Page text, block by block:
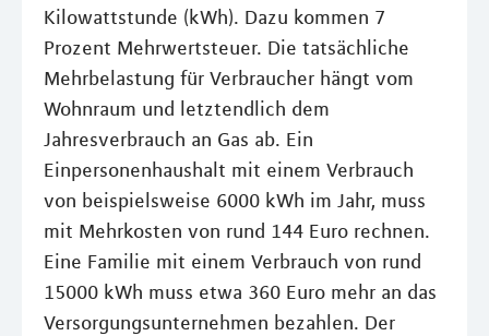
Kilowattstunde (kWh). Dazu kommen 7
Prozent Mehrwertsteuer. Die tatsächliche
Mehrbelastung für Verbraucher hängt vom
Wohnraum und letztendlich dem
Jahresverbrauch an Gas ab. Ein
Einpersonenhaushalt mit einem Verbrauch
von beispielsweise 6000 kWh im Jahr, muss
mit Mehrkosten von rund 144 Euro rechnen.
Eine Familie mit einem Verbrauch von rund
15000 kWh muss etwa 360 Euro mehr an das
Versorgungsunternehmen bezahlen. Der